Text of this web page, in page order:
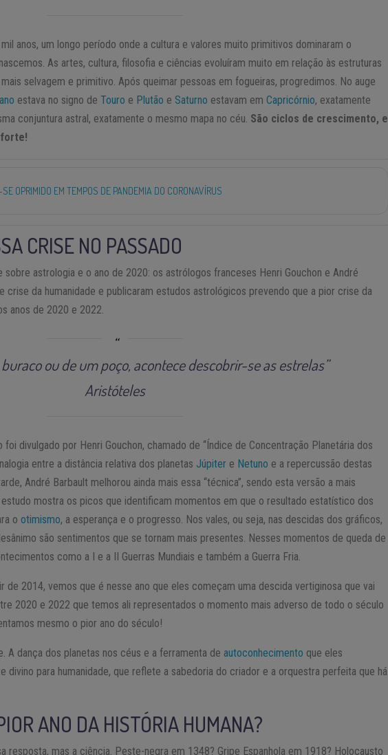
anos, um longo período onde a cultura e valores muito primitivos dominaram o
As artes, cultura, filosofia e ciências evoluíram muito em relação às estruturas
selvagem e primitivo. Após queimar pessoas em fogueiras, progredimos. No auge
estava no signo deTouro e Plutão e Saturno estavam emCapricórnio, exatamente
conjuntura astral, exatamente o mesmo mapa no céu. São ciclos de crescimento, e
OPRIMIDO EM TEMPOS DE PANDEMIA DO CORONAVÍRUS
CRISE NO PASSADO
sobre astrologia e o ano de 2020: os astrólogos franceses Henri Gouchon e André
crise da humanidade e publicaram estudos astrológicos prevendo que a pior crise da
anos de 2020 e 2022.
ou de um poço, acontece descobrir-se as estrelas”
Aristóteles
divulgado por Henri Gouchon, chamado de “Índice de Concentração Planetária dos
entre a distância relativa dos planetas Júpiter e Netuno e a repercussão destas
André Barbault melhorou ainda mais essa “técnica”, sendo esta versão a mais
mostra os picos que identificam momentos em que o resultado estatístico dos
ootimismo, a esperança e o progresso. Nos vales, ou seja, nas descidas dos gráficos,
são sentimentos que se tornam mais presentes. Nesses momentos de queda de
como a I e a II Guerras Mundiais e também a Guerra Fria.
de 2014, vemos que é nesse ano que eles começam uma descida vertiginosa que vai
2020 e 2022 que temos ali representados o momento mais adverso de todo o século
mesmo o pior ano do século!
A dança dos planetas nos céus e a ferramenta deautoconhecimento que eles
divino para humanidade, que reflete a sabedoria do criador e a orquestra perfeita que há
ANO DA HISTÓRIA HUMANA?
resposta, mas a ciência. Peste-negra em 1348? Gripe Espanhola em 1918? Holocausto